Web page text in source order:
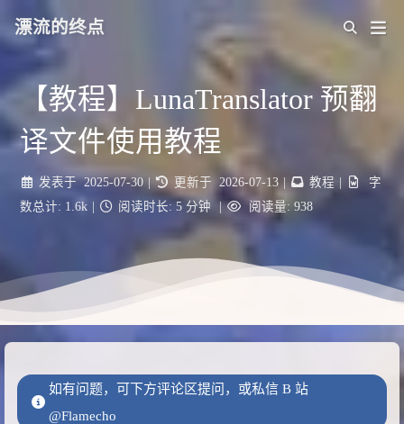
漂流的终点
【教程】LunaTranslator 预翻
译文件使用教程
发表于 2025-07-30 更新于 2026-07-13 教程
字
数总计: 1.6k 阅读时长: 5 分钟 阅读量: 938
如有问题，可下方评论区提问，或私信 B 站
@Flamecho